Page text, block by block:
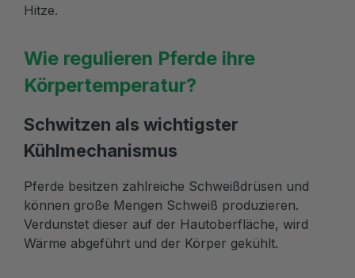
Hitze.
Wie regulieren Pferde ihre
Körpertemperatur?
Schwitzen als wichtigster
Kühlmechanismus
Pferde besitzen zahlreiche Schweißdrüsen und
können große Mengen Schweiß produzieren.
Verdunstet dieser auf der Hautoberfläche, wird
Wärme abgeführt und der Körper gekühlt.